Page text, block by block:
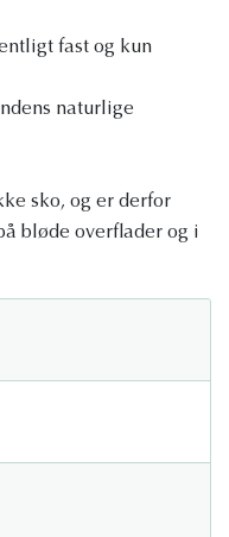
fast og kun
naturlige
sko, og er derfor
bløde overflader og i